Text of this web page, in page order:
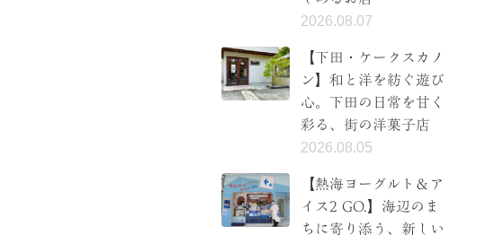
2026.08.07
【下田・ケークスカノ
ン】和と洋を紡ぐ遊び
心。下田の日常を甘く
彩る、街の洋菓子店
2026.08.05
【熱海ヨーグルト＆ア
イス2 GO.】海辺のま
ちに寄り添う、新しい